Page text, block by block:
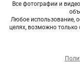
Все фотографии и
Любое использование,
целях, возможно только